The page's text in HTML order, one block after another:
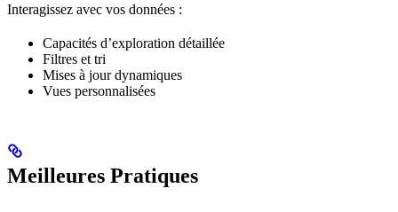
Interagissez avec vos données :
Capacités d’exploration détaillée
Filtres et tri
Mises à jour dynamiques
Vues personnalisées
Meilleures Pratiques